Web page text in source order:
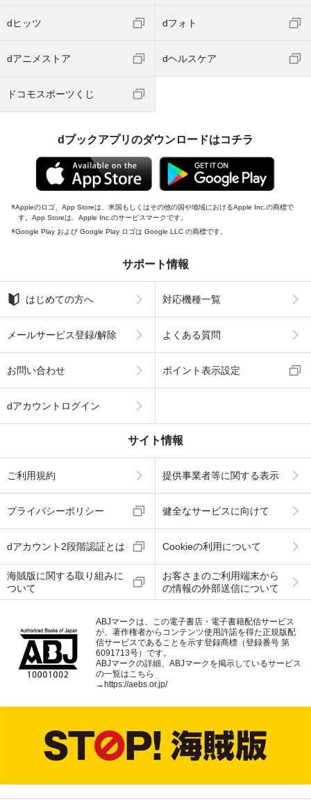
dヒッツ dフォト
dアニメストア dヘルスケア
ドコモスポーツくじ
dブックアプリのダウンロードはコチラ
Appleのロゴ、App Storeは、米国もしくはその他の国や地域におけるApple Inc.の商標で
す。App Storeは、Apple Inc.のサービスマークです。
Google Play および Google Play ロゴは Google LLC の商標です。
サポート情報
はじめての方へ 対応機種一覧
メールサービス登録/解除 よくある質問
お問い合わせ ポイント表示設定
dアカウントログイン
サイト情報
ご利用規約 提供事業者等に関する表示
プライバシーポリシー 健全なサービスに向けて
dアカウント2段階認証とは Cookieの利用について
海賊版に関する取り組みに
ついて
お客さまのご利用端末から
の情報の外部送信について
ABJマークは、この電子書店・電子書籍配信サービス
が、著作権者からコンテンツ使用許諾を得た正規版配
信サービスであることを示す登録商標（登録番号 第
6091713号）です。
ABJマークの詳細、ABJマークを掲示しているサービス
の一覧はこちら
→ https://aebs.or.jp/